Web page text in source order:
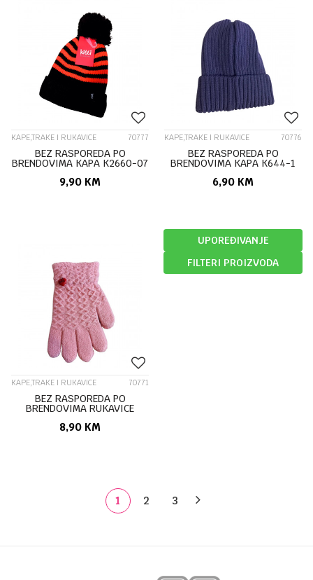
KAPE,TRAKE I RUKAVICE 70777
BEZ RASPOREDA PO
BRENDOVIMA KAPA K2660-07
9,90 KM
KAPE,TRAKE I RUKAVICE 70776
BEZ RASPOREDA PO
BRENDOVIMA KAPA K644-1
6,90 KM
KAPE,TRAKE I RUKAVICE 70771
BEZ RASPOREDA PO
BRENDOVIMA RUKAVICE
8,90 KM
UPOREĐIVANJE
FILTERI PROIZVODA
1 2 3